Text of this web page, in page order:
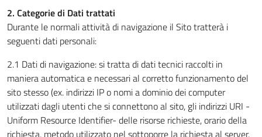
2. Categorie di Dati trattati
Durante le normali attività di navigazione il Sito tratterà i
seguenti dati personali:
2.1 Dati di navigazione: si tratta di dati tecnici raccolti in
maniera automatica e necessari al corretto funzionamento del
sito stesso (ex. indirizzi IP o nomi a dominio dei computer
utilizzati dagli utenti che si connettono al sito, gli indirizzi URI -
Uniform Resource Identifier- delle risorse richieste, orario della
richiesta, metodo utilizzato nel sottoporre la richiesta al server,